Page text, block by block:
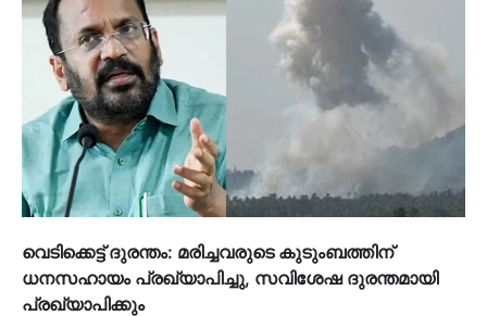
വെടിക്കെട്ട് ദുരന്തം: മരിച്ചവരുടെ കുടുംബത്തിന്
ധനസഹായം പ്രഖ്യാപിച്ചു, സവിശേഷ ദുരന്തമായി
പ്രഖ്യാപിക്കും